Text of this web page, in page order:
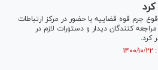
جرم قوه قضاییه با حضور در مرکز ارتباطات
کنندگان دیدار و دستورات لازم در
کرد.